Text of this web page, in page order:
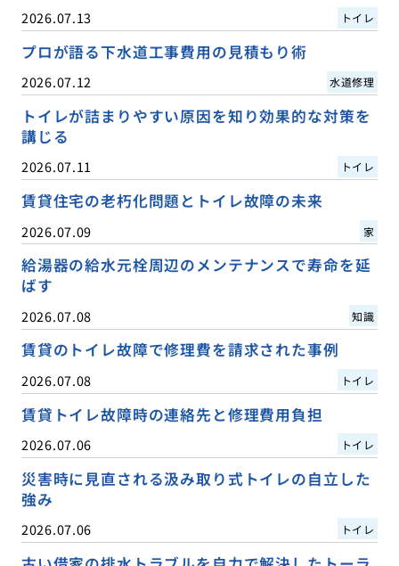
2026.07.13 トイレ
プロが語る下水道工事費用の見積もり術
2026.07.12 水道修理
トイレが詰まりやすい原因を知り効果的な対策を
講じる
2026.07.11 トイレ
賃貸住宅の老朽化問題とトイレ故障の未来
2026.07.09 家
給湯器の給水元栓周辺のメンテナンスで寿命を延
ばす
2026.07.08 知識
賃貸のトイレ故障で修理費を請求された事例
2026.07.08 トイレ
賃貸トイレ故障時の連絡先と修理費用負担
2026.07.06 トイレ
災害時に見直される汲み取り式トイレの自立した
強み
2026.07.06 トイレ